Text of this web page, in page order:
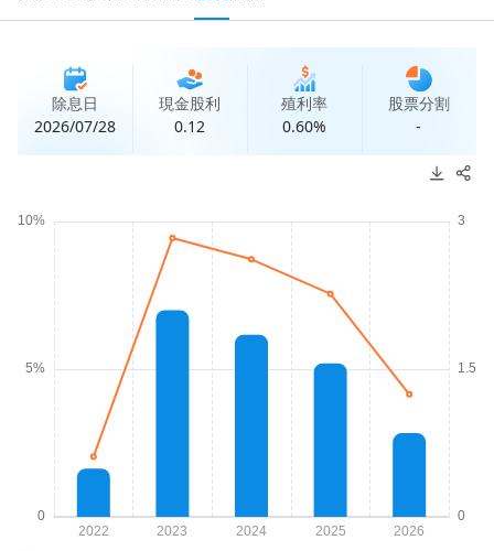
除息日
2026/07/28
現金股利
0.12
殖利率
0.60%
股票分割
-